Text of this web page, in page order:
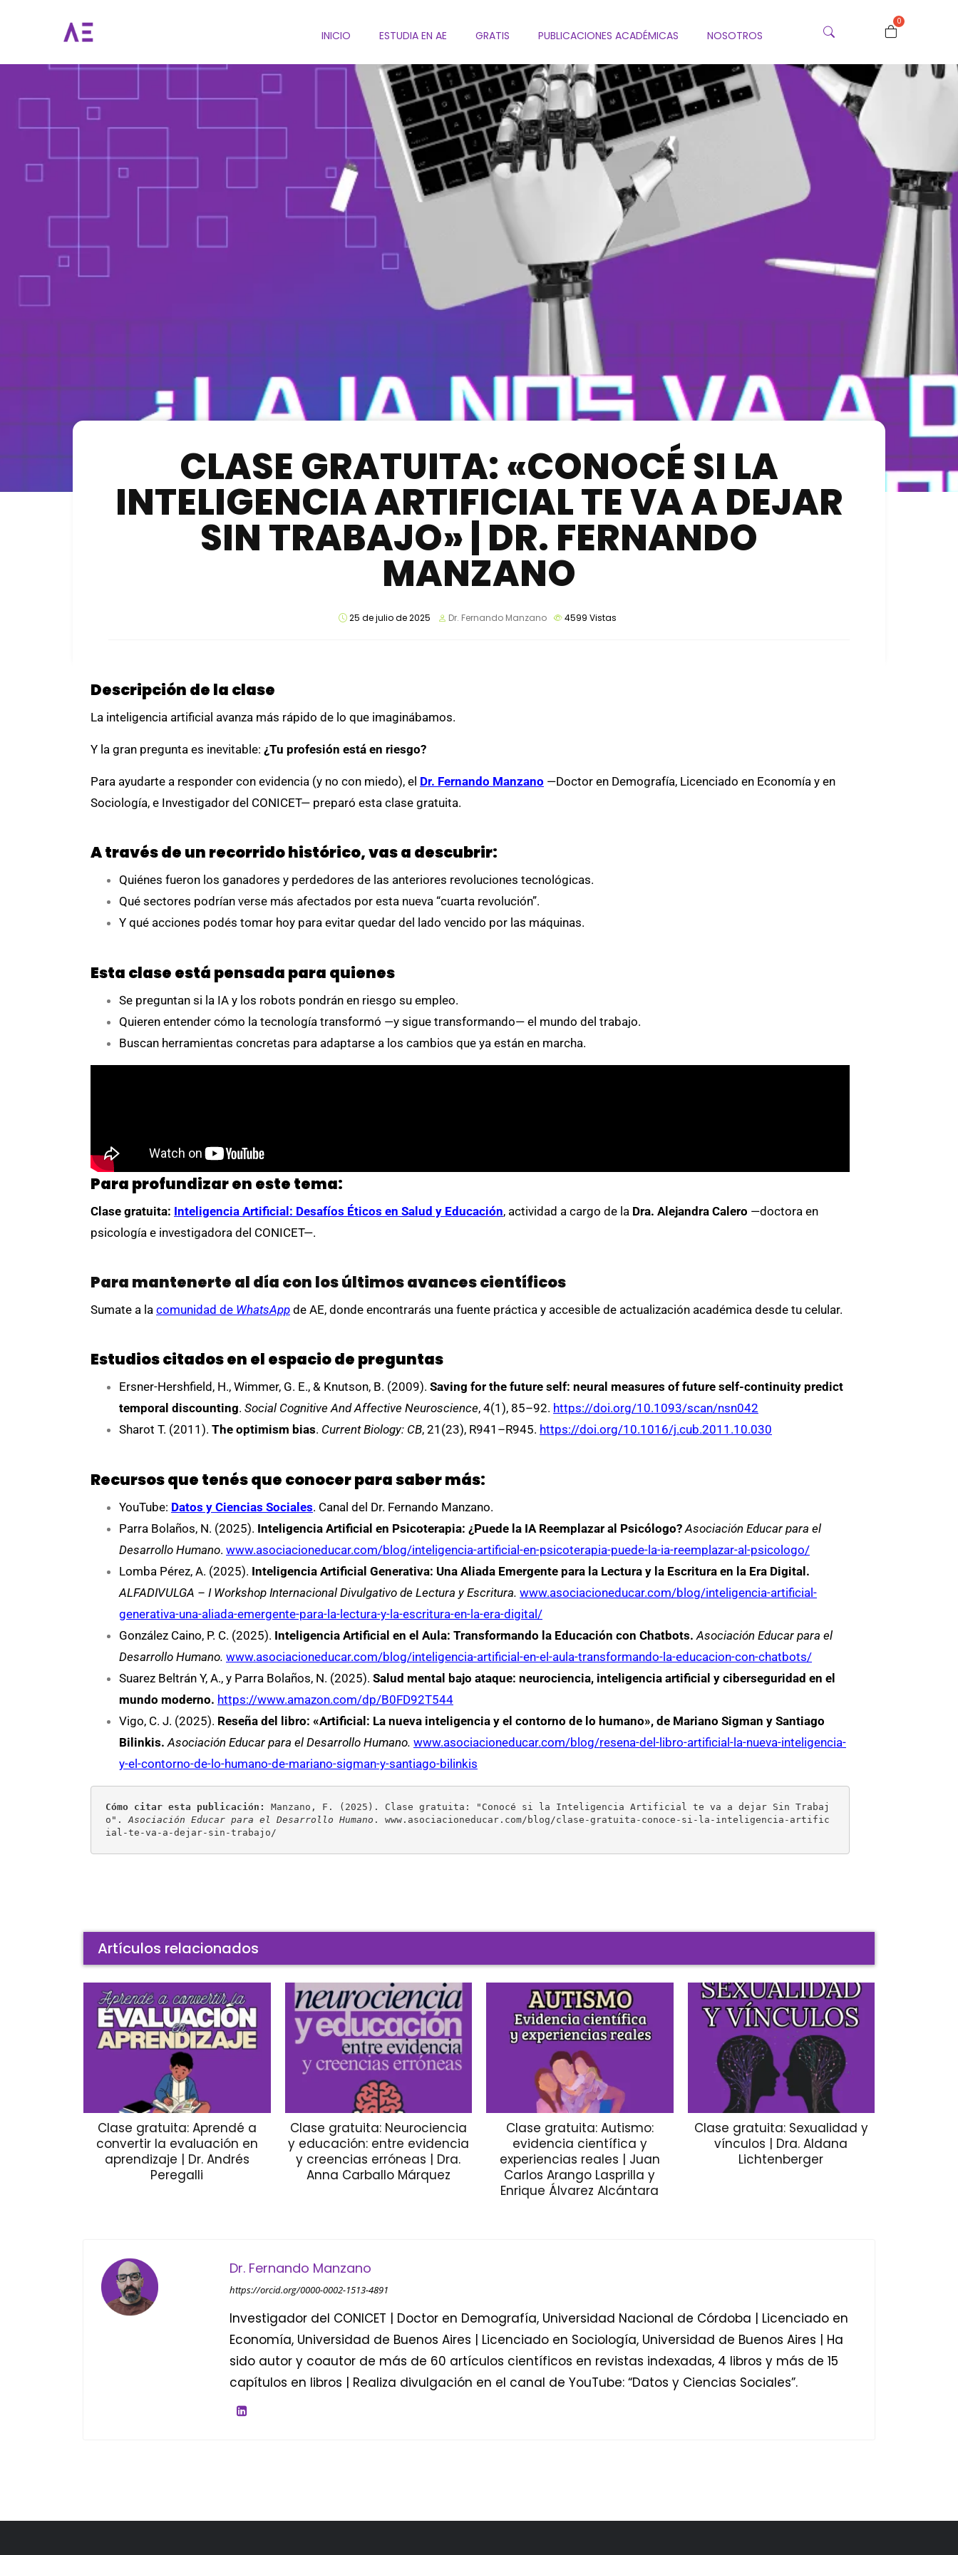
INICIO ESTUDIA EN AE GRATIS PUBLICACIONES ACADÉMICAS NOSOTROS
0
CLASE GRATUITA: «CONOCÉ SI LA
INTELIGENCIA ARTIFICIAL TE VA A DEJAR
SIN TRABAJO» | DR. FERNANDO
MANZANO
25 de julio de 2025 Dr. Fernando Manzano 4599 Vistas
Descripción de la clase
La inteligencia artificial avanza más rápido de lo que imaginábamos.
Y la gran pregunta es inevitable: ¿Tu profesión está en riesgo?
Para ayudarte a responder con evidencia (y no con miedo), el Dr. Fernando Manzano —Doctor en Demografía, Licenciado en Economía y en
Sociología, e Investigador del CONICET— preparó esta clase gratuita.
A través de un recorrido histórico, vas a descubrir:
Quiénes fueron los ganadores y perdedores de las anteriores revoluciones tecnológicas.
Qué sectores podrían verse más afectados por esta nueva “cuarta revolución”.
Y qué acciones podés tomar hoy para evitar quedar del lado vencido por las máquinas.
Esta clase está pensada para quienes
Se preguntan si la IA y los robots pondrán en riesgo su empleo.
Quieren entender cómo la tecnología transformó —y sigue transformando— el mundo del trabajo.
Buscan herramientas concretas para adaptarse a los cambios que ya están en marcha.
Para profundizar en este tema:
Clase gratuita: Inteligencia Artificial: Desafíos Éticos en Salud y Educación, actividad a cargo de la Dra. Alejandra Calero —doctora en
psicología e investigadora del CONICET—.
Para mantenerte al día con los últimos avances científicos
Sumate a la comunidad de WhatsApp de AE, donde encontrarás una fuente práctica y accesible de actualización académica desde tu celular.
Estudios citados en el espacio de preguntas
Ersner-Hershfield, H., Wimmer, G. E., & Knutson, B. (2009). Saving for the future self: neural measures of future self-continuity predict
temporal discounting. Social Cognitive And Affective Neuroscience, 4(1), 85–92. https://doi.org/10.1093/scan/nsn042
Sharot T. (2011). The optimism bias. Current Biology: CB, 21(23), R941–R945. https://doi.org/10.1016/j.cub.2011.10.030
Recursos que tenés que conocer para saber más:
YouTube: Datos y Ciencias Sociales. Canal del Dr. Fernando Manzano.
Parra Bolaños, N. (2025). Inteligencia Artificial en Psicoterapia: ¿Puede la IA Reemplazar al Psicólogo? Asociación Educar para el
Desarrollo Humano. www.asociacioneducar.com/blog/inteligencia-artificial-en-psicoterapia-puede-la-ia-reemplazar-al-psicologo/
Lomba Pérez, A. (2025). Inteligencia Artificial Generativa: Una Aliada Emergente para la Lectura y la Escritura en la Era Digital.
ALFADIVULGA – I Workshop Internacional Divulgativo de Lectura y Escritura. www.asociacioneducar.com/blog/inteligencia-artificial-
generativa-una-aliada-emergente-para-la-lectura-y-la-escritura-en-la-era-digital/
González Caino, P. C. (2025). Inteligencia Artificial en el Aula: Transformando la Educación con Chatbots. Asociación Educar para el
Desarrollo Humano. www.asociacioneducar.com/blog/inteligencia-artificial-en-el-aula-transformando-la-educacion-con-chatbots/
Suarez Beltrán Y, A., y Parra Bolaños, N. (2025). Salud mental bajo ataque: neurociencia, inteligencia artificial y ciberseguridad en el
mundo moderno. https://www.amazon.com/dp/B0FD92T544
Vigo, C. J. (2025). Reseña del libro: «Artificial: La nueva inteligencia y el contorno de lo humano», de Mariano Sigman y Santiago
Bilinkis. Asociación Educar para el Desarrollo Humano. www.asociacioneducar.com/blog/resena-del-libro-artificial-la-nueva-inteligencia-
y-el-contorno-de-lo-humano-de-mariano-sigman-y-santiago-bilinkis
Cómo citar esta publicación:
Manzano, F. (2025). Clase gratuita: "Conocé si la Inteligencia Artificial te va a dejar Sin Trabaj
o". Asociación Educar para el Desarrollo Humano . www.asociacioneducar.com/blog/clase-gratuita-conoce-si-la-inteligencia-artific
ial-te-va-a-dejar-sin-trabajo/
Artículos relacionados
Clase gratuita: Aprendé a
convertir la evaluación en
aprendizaje | Dr. Andrés
Peregalli
Clase gratuita: Neurociencia
y educación: entre evidencia
y creencias erróneas | Dra.
Anna Carballo Márquez
Clase gratuita: Autismo:
evidencia científica y
experiencias reales | Juan
Carlos Arango Lasprilla y
Enrique Álvarez Alcántara
Clase gratuita: Sexualidad y
vínculos | Dra. Aldana
Lichtenberger
Dr. Fernando Manzano
https://orcid.org/0000-0002-1513-4891
Investigador del CONICET | Doctor en Demografía, Universidad Nacional de Córdoba | Licenciado en
Economía, Universidad de Buenos Aires | Licenciado en Sociología, Universidad de Buenos Aires | Ha
sido autor y coautor de más de 60 artículos científicos en revistas indexadas, 4 libros y más de 15
capítulos en libros | Realiza divulgación en el canal de YouTube: “Datos y Ciencias Sociales”.